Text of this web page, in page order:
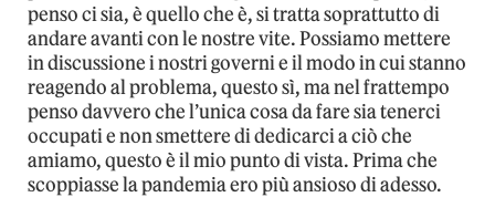
penso ci sia, è quello che è, si tratta soprattutto di
andare avanti con le nostre vite. Possiamo mettere
in discussione i nostri governi e il modo in cui stanno
reagendo al problema, questo sì, ma nel frattempo
penso davvero che l’unica cosa da fare sia tenerci
occupati e non smettere di dedicarci a ciò che
amiamo, questo è il mio punto di vista. Prima che
scoppiasse la pandemia ero più ansioso di adesso.